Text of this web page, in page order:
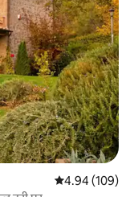
औसत रेटिंग 5 में से
4.94 (109)